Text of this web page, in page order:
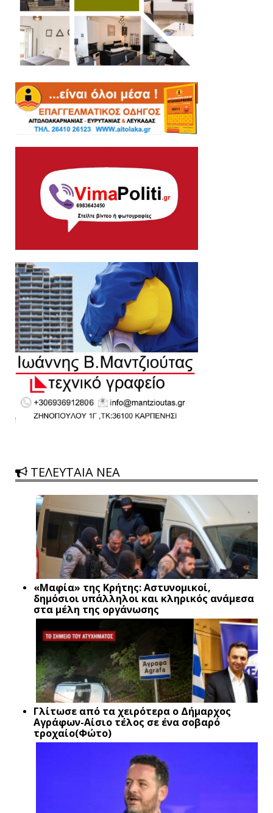
ΤΕΛΕΥΤΑΙΑ ΝΕΑ
«Μαφία» της Κρήτης: Αστυνομικοί,
δημόσιοι υπάλληλοι και κληρικός ανάμεσα
στα μέλη της οργάνωσης
Γλίτωσε από τα χειρότερα ο Δήμαρχος
Αγράφων-Αίσιο τέλος σε ένα σοβαρό
τροχαίο(Φώτο)